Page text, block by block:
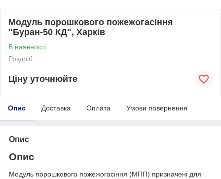
Модуль порошкового пожежогасіння
"Буран-50 КД", Харків
В наявності
Роздріб
Ціну уточнюйте
Опис Доставка Оплата Умови повернення
Опис
Опис
Модуль порошкового пожежогасіння (МПП) призначені для